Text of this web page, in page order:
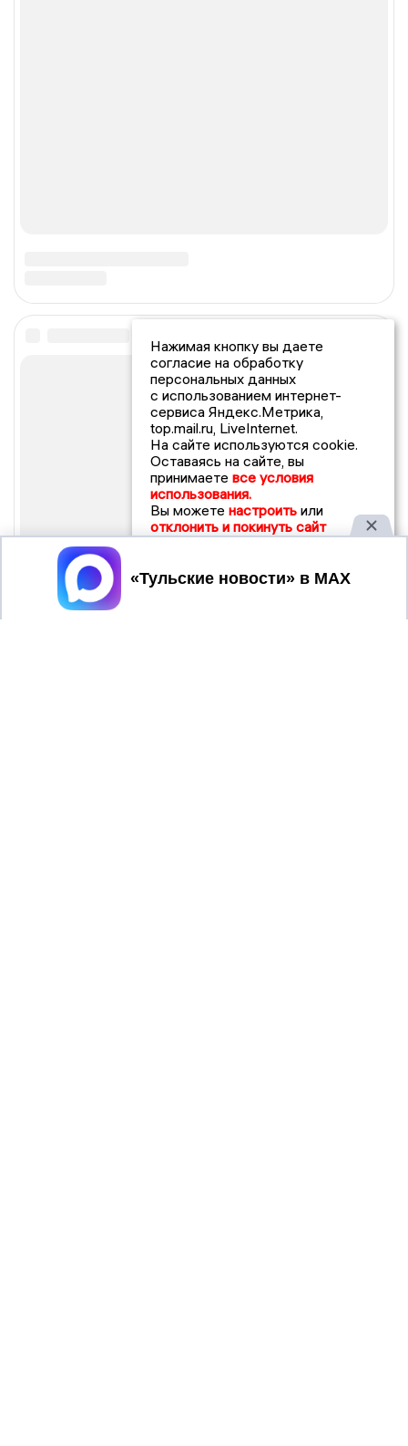
Нажимая кнопку вы даете
согласие на обработку
персональных данных
с использованием интернет-
сервиса Яндекс.Метрика,
top.mail.ru, LiveInternet.
На сайте используются cookie.
Оставаясь на сайте, вы
принимаете все условия
использования.
Вы можете настроитьили
отклонить и покинуть сайт
Принять